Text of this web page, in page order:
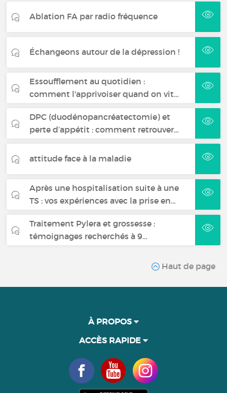
Ablation FA par radio fréquence
Échangeons autour de la dépression !
Essoufflement au quotidien :
comment l'apprivoiser quand on vit…
DPC (duodénopancréatectomie) et
perte d’appétit : comment retrouver…
attitude face à la maladie
Après une hospitalisation suite à une
TS : vos expériences avec la prise en…
Traitement Pylera et grossesse :
témoignages recherchés à 9…
Haut de page
À PROPOS
ACCÈS RAPIDE